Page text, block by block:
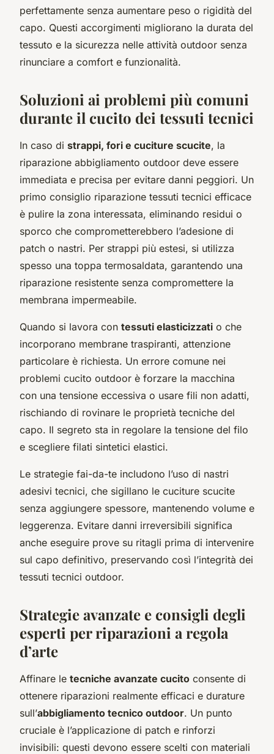
perfettamente senza aumentare peso o rigidità del
capo. Questi accorgimenti migliorano la durata del
tessuto e la sicurezza nelle attività outdoor senza
rinunciare a comfort e funzionalità.
Soluzioni ai problemi più comuni
durante il cucito dei tessuti tecnici
In caso di strappi, fori e cuciture scucite, la
riparazione abbigliamento outdoor deve essere
immediata e precisa per evitare danni peggiori. Un
primo consiglio riparazione tessuti tecnici efficace
è pulire la zona interessata, eliminando residui o
sporco che comprometterebbero l’adesione di
patch o nastri. Per strappi più estesi, si utilizza
spesso una toppa termosaldata, garantendo una
riparazione resistente senza compromettere la
membrana impermeabile.
Quando si lavora con tessuti elasticizzati o che
incorporano membrane traspiranti, attenzione
particolare è richiesta. Un errore comune nei
problemi cucito outdoor è forzare la macchina
con una tensione eccessiva o usare fili non adatti,
rischiando di rovinare le proprietà tecniche del
capo. Il segreto sta in regolare la tensione del filo
e scegliere filati sintetici elastici.
Le strategie fai-da-te includono l’uso di nastri
adesivi tecnici, che sigillano le cuciture scucite
senza aggiungere spessore, mantenendo volume e
leggerenza. Evitare danni irreversibili significa
anche eseguire prove su ritagli prima di intervenire
sul capo definitivo, preservando così l’integrità dei
tessuti tecnici outdoor.
Strategie avanzate e consigli degli
esperti per riparazioni a regola
d’arte
Affinare le tecniche avanzate cucito consente di
ottenere riparazioni realmente efficaci e durature
sull’abbigliamento tecnico outdoor. Un punto
cruciale è l’applicazione di patch e rinforzi
invisibili: questi devono essere scelti con materiali